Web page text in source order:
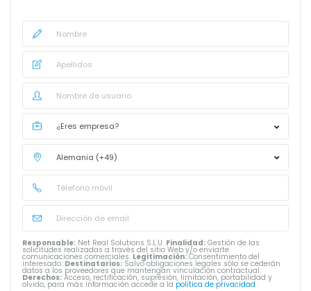
Responsable: Net Real Solutions S.L.U. Finalidad: Gestión de las
solicitudes realizadas a través del sitio Web y/o enviarte
comunicaciones comerciales. Legitimación:Consentimiento del
interesado. Destinatarios: Salvo obligaciones legales sólo se cederán
datos a los proveedores que mantengan vinculación contractual.
Derechos: Acceso, rectificación, supresión, limitación, portabilidad y
olvido, para más información accede a la política de privacidad .